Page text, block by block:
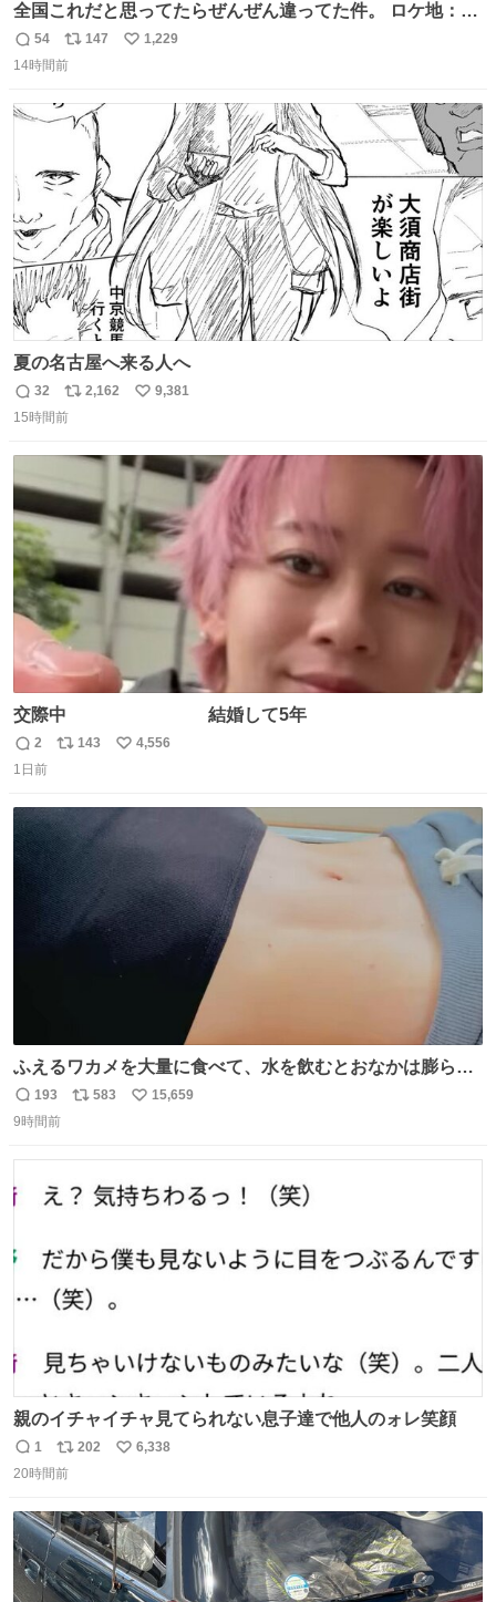
全国これだと思ってたらぜんぜん違ってた件。 ロケ地：広
島
返
信
54
リ
ポ
ト
147
い
1,229
14時間前
夏の名古屋へ来る人へ
返
信
32
リ
ポ
数
2,162
い
数
9,381
15時間前
交際中 結婚して5年
返
信
2
リ
ト
143
い
4,556
1日前
ふえるワカメを大量に食べて、水を飲むとおなかは膨ら
む・・・・！？ ⚠️よい子は絶対マネしないでね⚠️ #夏休み
の自由研究
返
信
193
リ
数
583
い
15,659
9時間前
親のイチャイチャ見てられない息子達で他人のォレ笑顔
返
信
1
リ
ポ
ト
数
202
い
数
6,338
20時間前